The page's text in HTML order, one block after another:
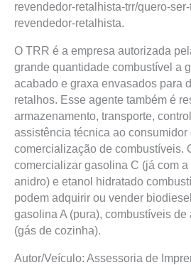
revendedor-retalhista-trr/quero-
revendedor-retalhista.
O TRR é a empresa autorizada
grande quantidade combustível a
acabado e graxa envasados para
retalhos. Esse agente também é
armazenamento, transporte,
assistência técnica ao consumidor
comercialização de combustíveis.
comercializar gasolina C (já com a
anidro) e etanol hidratado
podem adquirir ou vender
gasolina A (pura), combustíveis de
(gás de cozinha).
Autor/Veículo: Assessoria de